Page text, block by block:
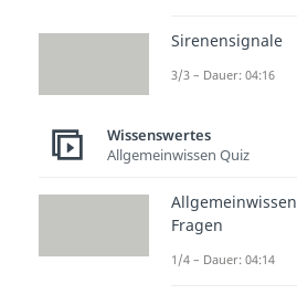
Sirenensignale
3/3 – Dauer: 04:16
Wissenswertes
Allgemeinwissen Quiz
Allgemeinwissen
Fragen
1/4 – Dauer: 04:14